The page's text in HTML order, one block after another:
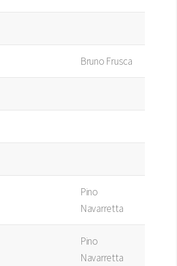
Bruno Frusca
Pino
Navarretta
Pino
Navarretta